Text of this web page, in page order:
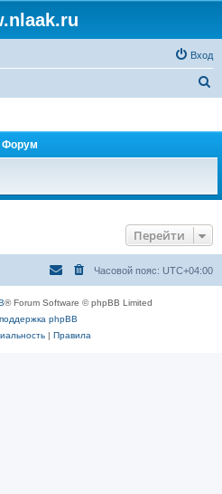
Вход
Форум
Перейти
Часовой пояс: UTC+04:00
® Forum Software © phpBB Limited
phpBB
| Правила